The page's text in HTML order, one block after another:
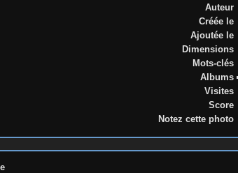
Auteur
Créée le
Ajoutée le
Dimensions
Mots-clés
Albums
Visites
Score
Notez cette photo